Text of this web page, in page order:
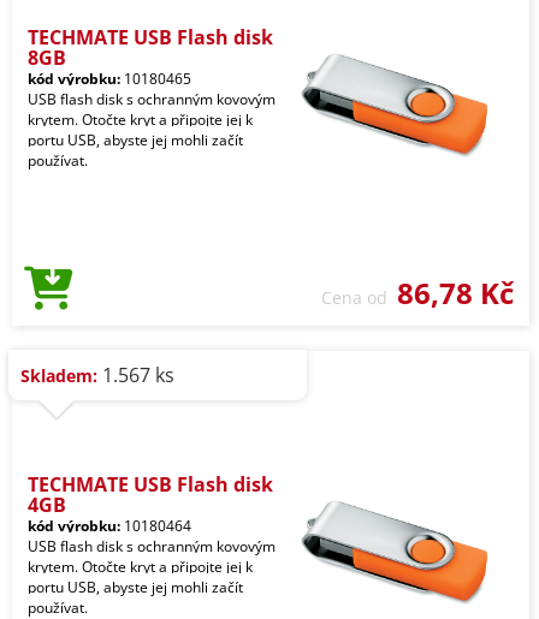
TECHMATE USB Flash disk
8GB
kód výrobku: 10180465
USB flash disk s ochranným kovovým
krytem. Otočte kryt a připojte jej k
portu USB, abyste jej mohli začít
používat.
Cena od 86,78 Kč
Skladem: 1.567 ks
TECHMATE USB Flash disk
4GB
kód výrobku: 10180464
USB flash disk s ochranným kovovým
krytem. Otočte kryt a připojte jej k
portu USB, abyste jej mohli začít
používat.